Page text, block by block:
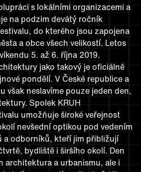
s lokálními organizacemi a
na podzim devátý ročník
do kterého jsou zapojena
a obce všech velikostí. Letos
5. až 6. října 2019.
jako takový je oficiálně
pondělí. V České republice a
však neslavíme pouze jeden den,
Spolek KRUH
umožňuje široké veřejnost
nevšední optikou pod vedením
odborníků, kteří jim přibližují
bydliště i širšího okolí. Den
architektura a urbanismu, ale i